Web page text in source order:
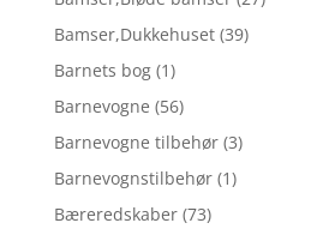
Bamser,Dukkehuset (39)
Barnets bog (1)
Barnevogne (56)
Barnevogne tilbehør (3)
Barnevognstilbehør (1)
Bæreredskaber (73)